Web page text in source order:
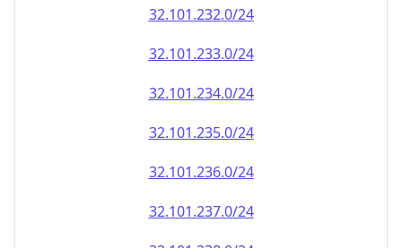
32.101.232.0/24
32.101.233.0/24
32.101.234.0/24
32.101.235.0/24
32.101.236.0/24
32.101.237.0/24